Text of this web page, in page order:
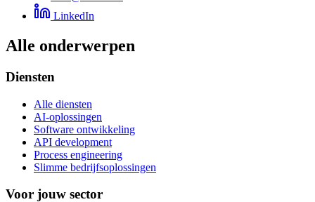
LinkedIn
Alle onderwerpen
Diensten
Alle diensten
AI-oplossingen
Software ontwikkeling
API development
Process engineering
Slimme bedrijfsoplossingen
Voor jouw sector